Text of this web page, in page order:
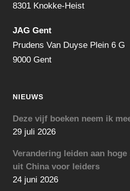
8301 Knokke-Heist
JAG Gent
Prudens Van Duyse Plein 6 G
9000 Gent
NIEUWS
Deze vijf boeken neem ik
29 juli 2026
Verandering leiden aan
uit China voor leiders
24 juni 2026